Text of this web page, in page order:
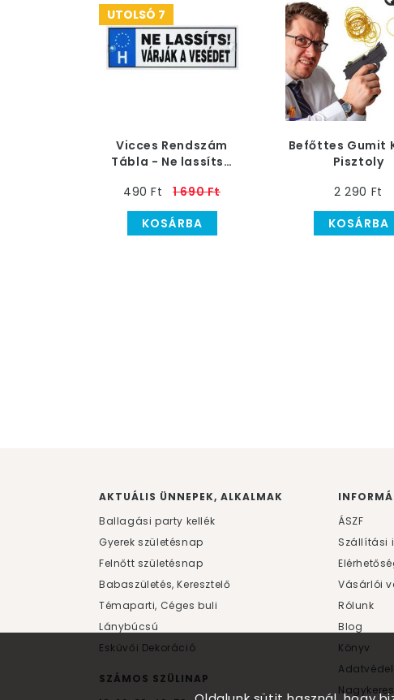
UTOLSÓ 7
Vicces Rendszám
Tábla - Ne lassíts…
490 Ft
1 690 Ft
KOSÁRBA
Befőttes Gumit
Pisztoly
2 290 Ft
KOSÁRBA
AKTUÁLIS ÜNNEPEK, ALKALMAK
Ballagási party kellék
Gyerek születésnap
Felnőtt születésnap
Babaszületés, Keresztelő
Témaparti, Céges buli
Lánybúcsú
Esküvői Dekoráció
SZÁMOS SZÜLINAP
ÁSZF
Szállítási
Vásárlói
Rólunk
Blog
Könyv